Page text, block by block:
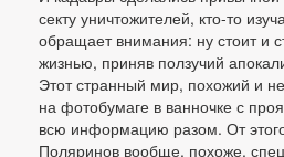
секту уничтожителей, кто-то
обращает внимания: ну стоит и
жизнью, приняв ползучий
Этот странный мир, похожий и
на фотобумаге в ванночке с
всю информацию разом. От
Поляринов вообще, похоже,